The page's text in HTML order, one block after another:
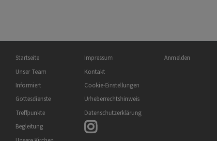
Hauptnavigation
Startseite
Unser Team
Informiert
Gottesdienste
Treffpunkte
Begleitung
Fußbereichsmenü
Impressum
Kontakt
Cookie-Einstellungen
Urheberrechtshinweis
Datenschutzerklärung
Benutzermenü
Anmelden